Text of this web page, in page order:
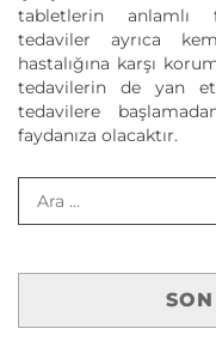
tabletlerin anlamlı
tedaviler ayrıca
hastalığına karşı
tedavilerin de yan
tedavilere
faydanıza olacaktır.